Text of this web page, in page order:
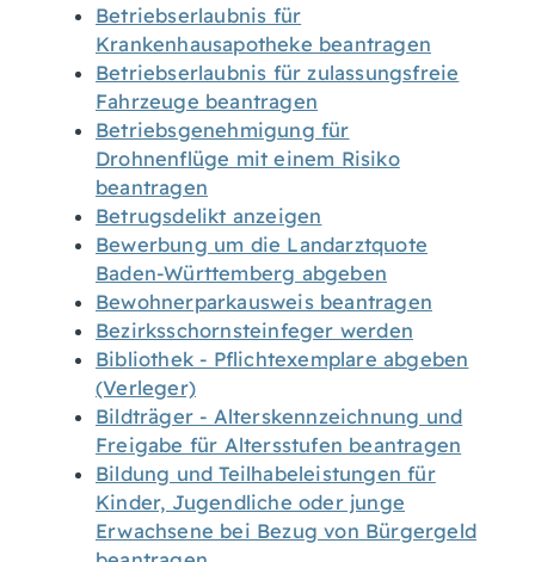
Betriebserlaubnis für
Krankenhausapotheke beantragen
Betriebserlaubnis für zulassungsfreie
Fahrzeuge beantragen
Betriebsgenehmigung für
Drohnenflüge mit einem Risiko
beantragen
Betrugsdelikt anzeigen
Bewerbung um die Landarztquote
Baden-Württemberg abgeben
Bewohnerparkausweis beantragen
Bezirksschornsteinfeger werden
Bibliothek - Pflichtexemplare abgeben
(Verleger)
Bildträger - Alterskennzeichnung und
Freigabe für Altersstufen beantragen
Bildung und Teilhabeleistungen für
Kinder, Jugendliche oder junge
Erwachsene bei Bezug von Bürgergeld